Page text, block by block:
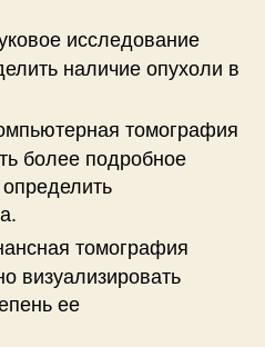
исследование
наличие опухоли в
томография
более подробное
томография
визуализировать
ее